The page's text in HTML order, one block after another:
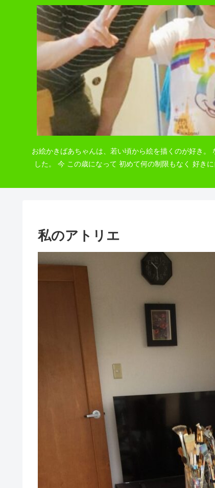
お絵かきばあちゃんは、若い頃から絵を描くのが好き
した。 今 この歳になって 初めて何の制限もなく 好き
私のアトリエ